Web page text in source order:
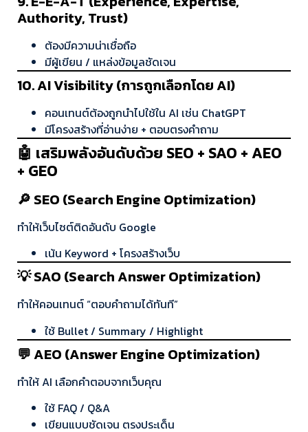
Authority, Trust)
ต้องมีความน่าเชื่อถือ
มีผู้เขียน / แหล่งข้อมูลชัดเจน
10. AI Visibility (การถูกเลือกโดย AI)
คอนเทนต์ต้องถูกนำไปใช้ใน AI เช่น ChatGPT
มีโครงสร้างที่อ่านง่าย + ตอบตรงคำถาม
🤖 เสริมพลังอันดับด้วย SEO + SAO + AEO
+ GEO
🔎 SEO (Search Engine Optimization)
ทำให้เว็บไซต์ติดอันดับ Google
เน้น Keyword + โครงสร้างเว็บ
💡 SAO (Search Answer Optimization)
ทำให้คอนเทนต์ “ตอบคำถามได้ทันที”
ใช้ Bullet / Summary / Highlight
💬 AEO (Answer Engine Optimization)
ทำให้ AI เลือกคำตอบจากเว็บคุณ
ใช้ FAQ / Q&A
เขียนแบบชัดเจน ตรงประเด็น